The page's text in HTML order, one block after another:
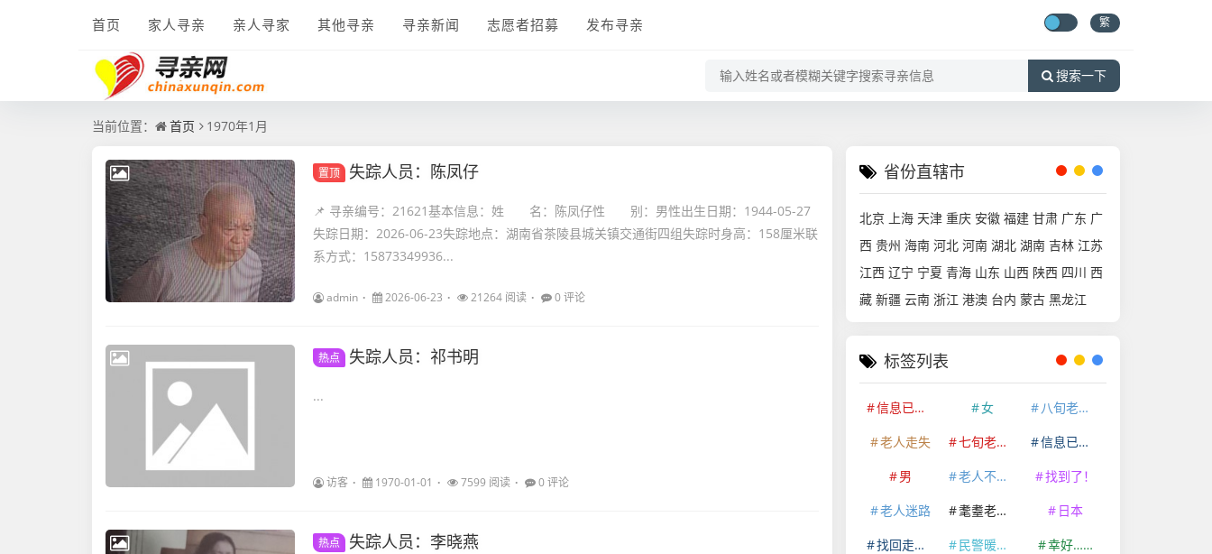
首页 家人寻亲 亲人寻家 其他寻亲 寻亲新闻 志愿者招募 发布寻亲 繁
搜索一下
当前位置： 首页 1970年1月
置顶 失踪人员：陈凤仔
📌 寻亲编号：21621基本信息：姓 名：陈凤仔性 别：男性出生日期：1944-05-27
失踪日期：2026-06-23失踪地点：湖南省茶陵县城关镇交通街四组失踪时身高：158厘米联
系方式：15873349936...
admin 2026-06-23 21264 阅读 0 评论
热点 失踪人员：祁书明
...
访客 1970-01-01 7599 阅读 0 评论
热点 失踪人员：李晓燕
省份直辖市
北京 上海 天津 重庆 安徽 福建 甘肃 广东 广
西 贵州 海南 河北 河南 湖北 湖南 吉林 江苏
江西 辽宁 宁夏 青海 山东 山西 陕西 四川 西
藏 新疆 云南 浙江 港澳 台内 蒙古 黑龙江
标签列表
信息已经删除 女
八旬老人走失
老人走失
七旬老人走失
信息已删除
男
老人不慎走失
找到了！
老人迷路
耄耋老人走失
日本
找回走失老人
民警暖心救助
幸好……